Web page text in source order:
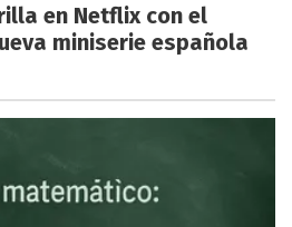
en Netflix con el
miniserie española